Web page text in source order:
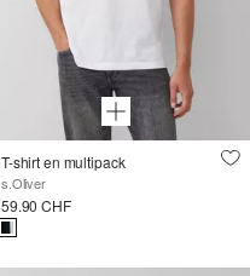
T-shirt en multipack
s.Oliver
59.90 CHF